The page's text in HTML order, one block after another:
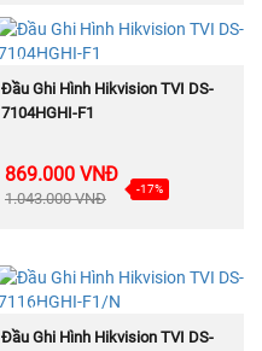
BÁN
CHẠY
MUA NGAY
Đầu Ghi Hình Hikvision TVI DS-
7104HGHI-F1
869.000 VNĐ
1.043.000 VNĐ
-17%
BÁN
CHẠY
MUA NGAY
Đầu Ghi Hình Hikvision TVI DS-